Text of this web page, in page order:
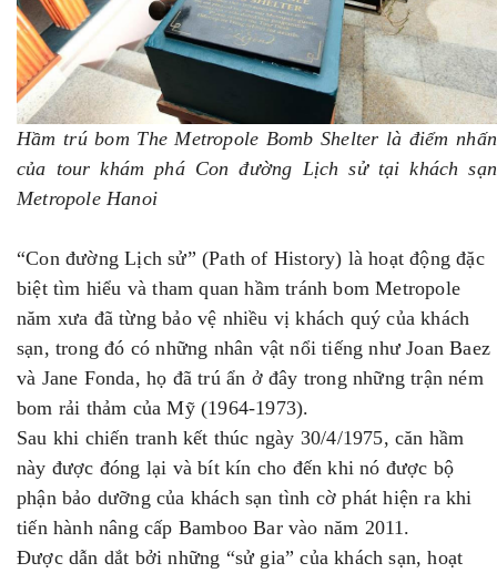
Hầm trú bom The Metropole Bomb Shelter là điểm nhấn
của tour khám phá Con đường Lịch sử tại khách sạn
Metropole Hanoi
“Con đường Lịch sử” (Path of History) là hoạt động đặc
biệt tìm hiểu và tham quan hầm tránh bom Metropole
năm xưa đã từng bảo vệ nhiều vị khách quý của khách
sạn, trong đó có những nhân vật nổi tiếng như Joan Baez
và Jane Fonda, họ đã trú ẩn ở đây trong những trận ném
bom rải thảm của Mỹ (1964-1973).
Sau khi chiến tranh kết thúc ngày 30/4/1975, căn hầm
này được đóng lại và bít kín cho đến khi nó được bộ
phận bảo dưỡng của khách sạn tình cờ phát hiện ra khi
tiến hành nâng cấp Bamboo Bar vào năm 2011.
Được dẫn dắt bởi những “sử gia” của khách sạn, hoạt